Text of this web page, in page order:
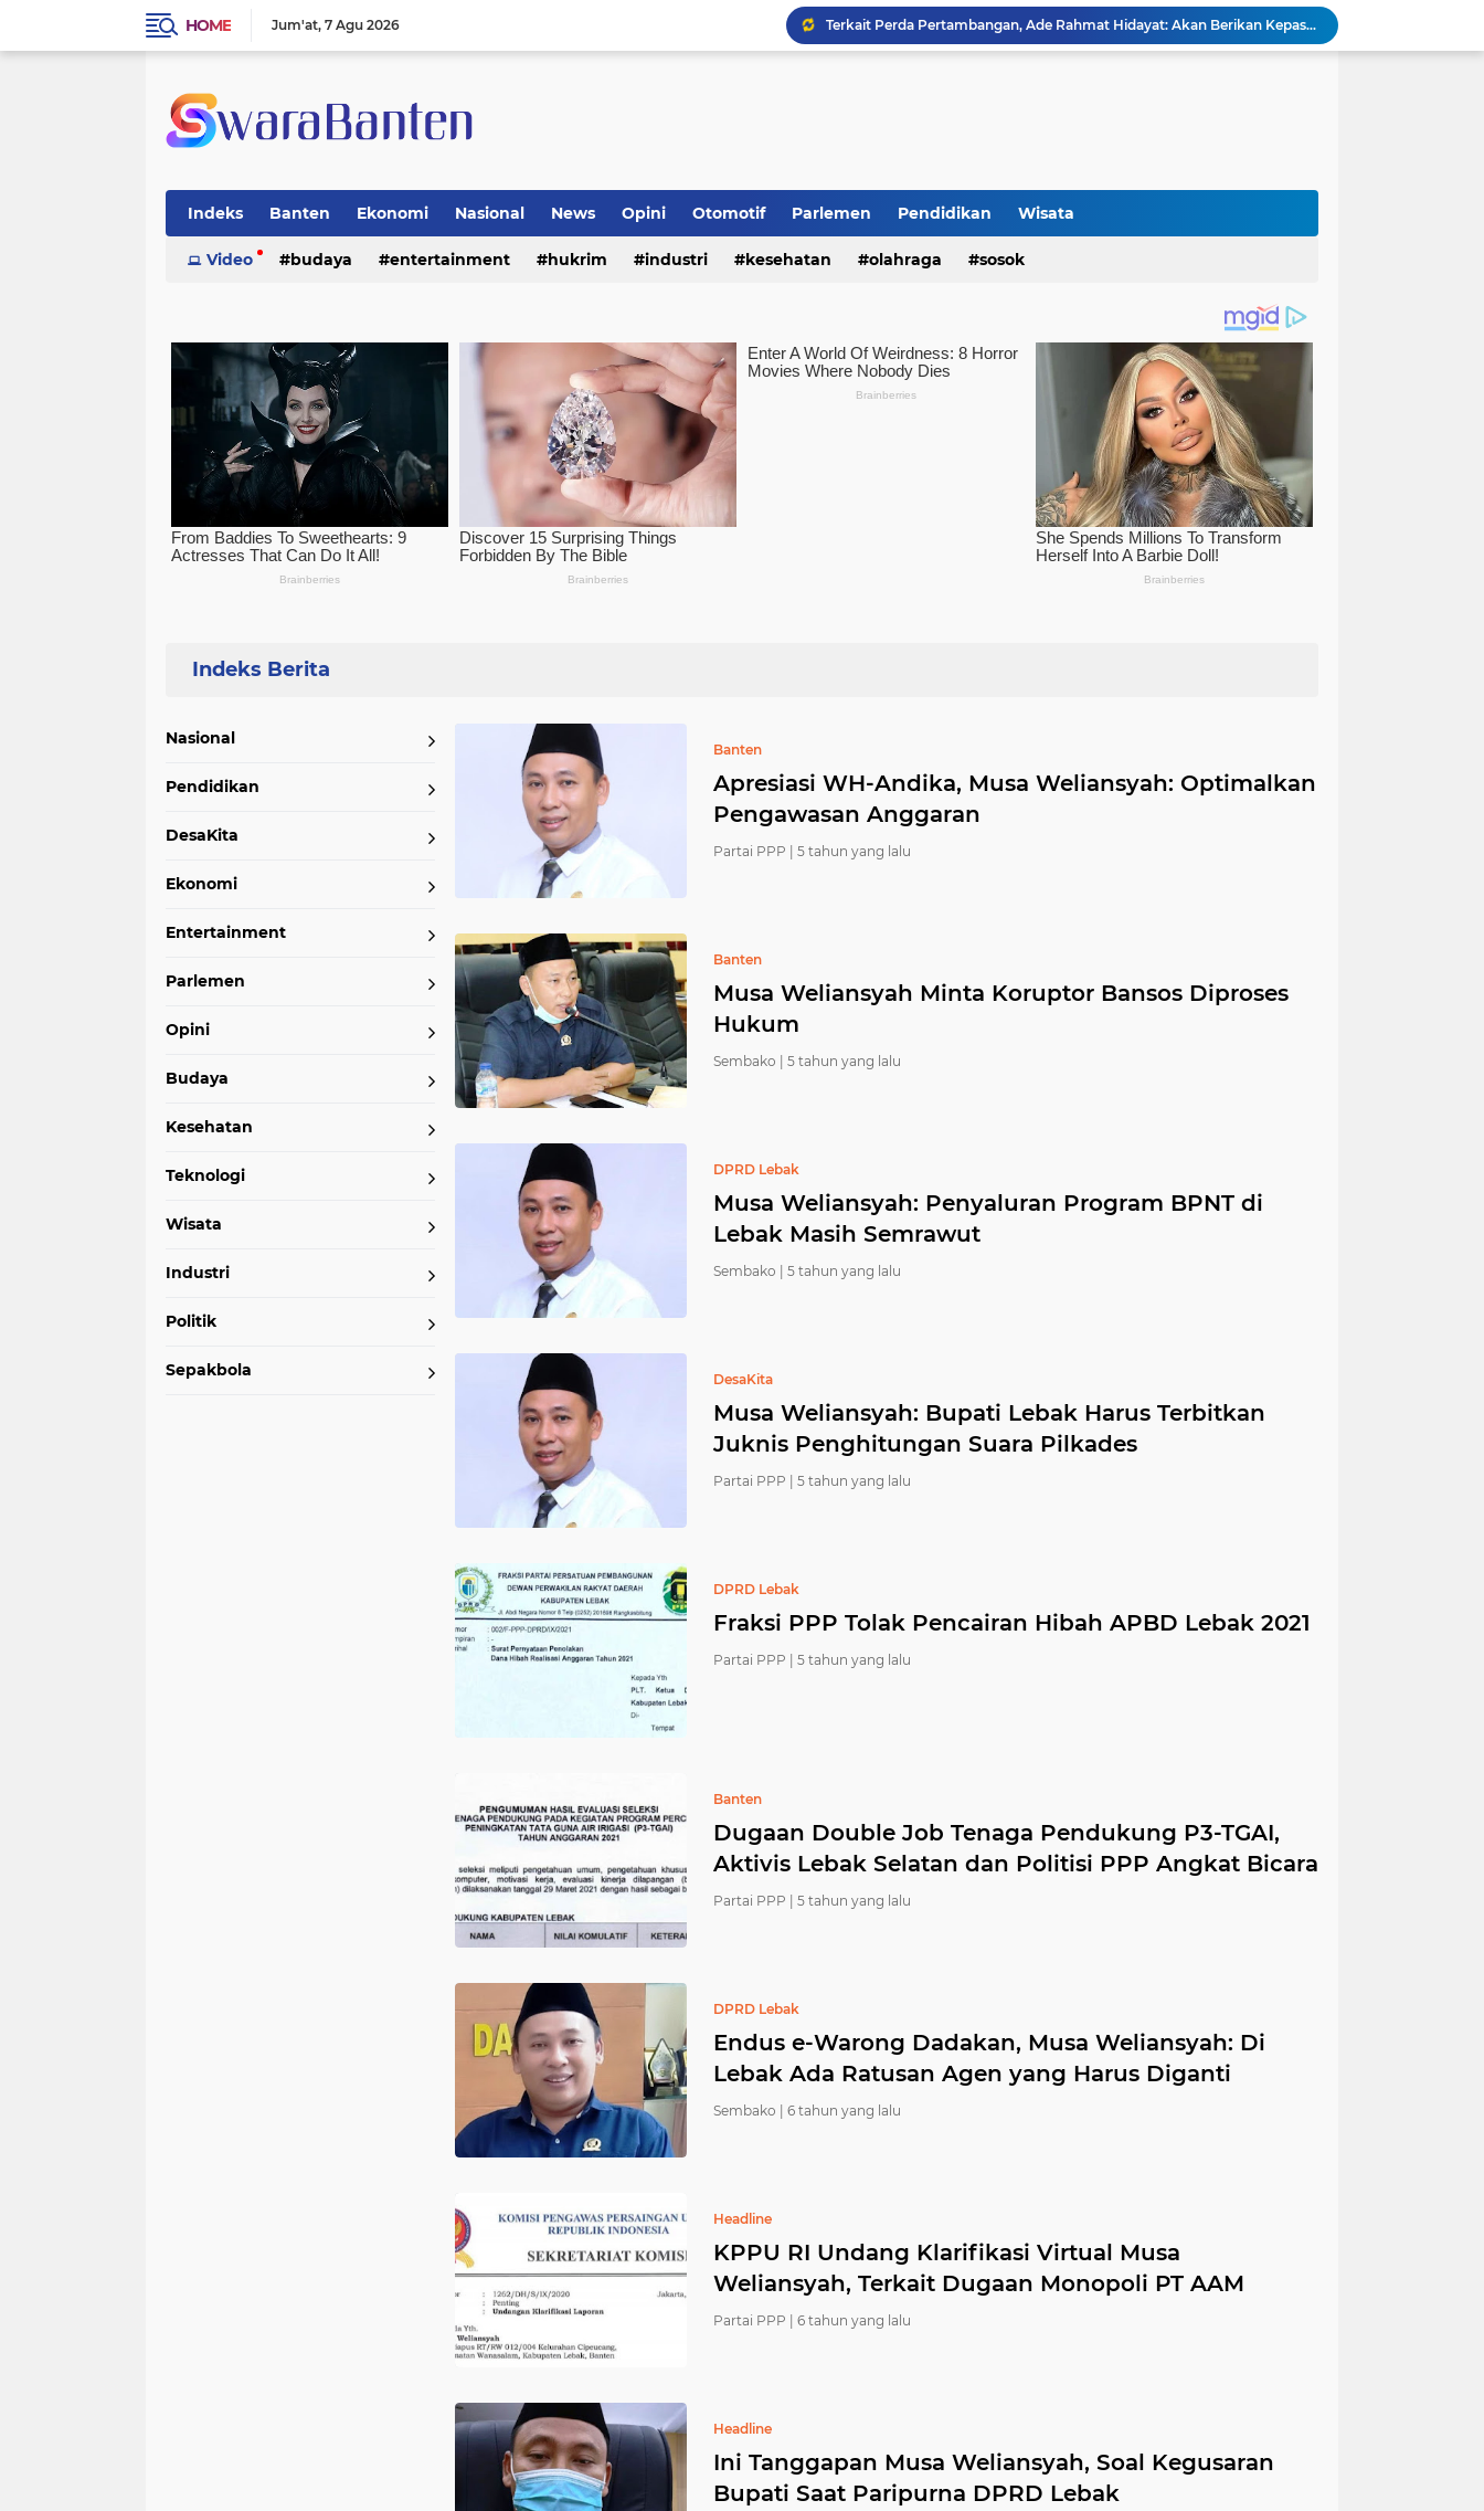
HOME Jum'at 7 Agu 2026
Terkait Perda Pertambangan, Ade Rahmat Hidayat: Akan Berikan Kepastian Hukum bagi Masyarakat dan Pelaku Usaha
Cegah Bahaya Kebakaran, Mahasiswa KKM UNIBA Kelompok 03 Edukasi Warga Karundang Mengenai Instalasi dan K3 Listrik
Proyek Jalan Bang Andra di Desa Kadujajar Malingping Diduga Asal-asalan
Indeks Banten Ekonomi Nasional News Opini Otomotif Parlemen Pendidikan Wisata
Video budaya entertainment hukrim industri kesehatan olahraga sosok
Nasional
Pendidikan
DesaKita
Ekonomi
Entertainment
Parlemen
Opini
Budaya
Kesehatan
Teknologi
Wisata
Industri
Politik
Sepakbola
Banten
Apresiasi WH-Andika, Musa Weliansyah: Optimalkan
Pengawasan Anggaran
Partai PPP | 5 tahun yang lalu
Banten
Musa Weliansyah Minta Koruptor Bansos Diproses
Hukum
Sembako | 5 tahun yang lalu
DPRD Lebak
Musa Weliansyah: Penyaluran Program BPNT di
Lebak Masih Semrawut
Sembako | 5 tahun yang lalu
DesaKita
Musa Weliansyah: Bupati Lebak Harus Terbitkan
Juknis Penghitungan Suara Pilkades
Partai PPP | 5 tahun yang lalu
DPRD Lebak
Fraksi PPP Tolak Pencairan Hibah APBD Lebak 2021
Partai PPP | 5 tahun yang lalu
Banten
Dugaan Double Job Tenaga Pendukung P3-TGAI,
Aktivis Lebak Selatan dan Politisi PPP Angkat Bicara
Partai PPP | 5 tahun yang lalu
DPRD Lebak
Endus e-Warong Dadakan, Musa Weliansyah: Di
Lebak Ada Ratusan Agen yang Harus Diganti
Sembako | 6 tahun yang lalu
Headline
KPPU RI Undang Klarifikasi Virtual Musa
Weliansyah, Terkait Dugaan Monopoli PT AAM
Partai PPP | 6 tahun yang lalu
Headline
Ini Tanggapan Musa Weliansyah, Soal Kegusaran
Bupati Saat Paripurna DPRD Lebak